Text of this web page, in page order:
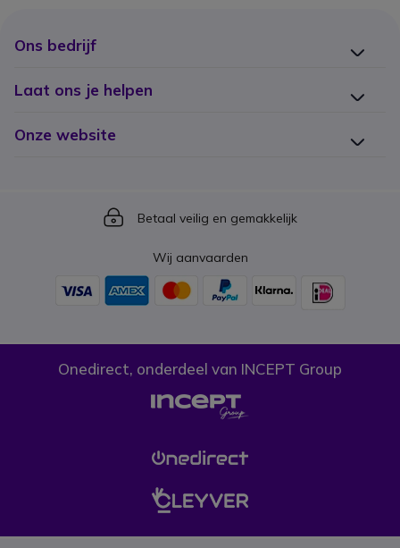
Ons bedrijf
Laat ons je helpen
Onze website
Icon
Betaal veilig en gemakkelijk
Wij aanvaarden
Onedirect, onderdeel van INCEPT Group